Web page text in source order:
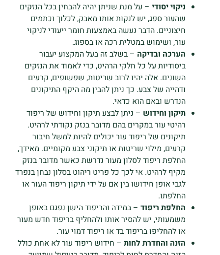
ניקוי יסודי – על מנת שניתן יהיה להבחין בכל הנזקים
שהעור ספג, יש לנקות אותו מאבק, לכלוך וכתמים
חיצוניים. הדבר נעשה באמצעות חומר ייעודי לניקוי
עור, ושימוש במטלית רכה או בספוג.
הערכה ובדיקה – בשלב זה בעל המקצוע יעבור
ביסודיות על כל חלקי הרהיט, כדי לאמוד את הנזקים
השונים. אלה יהיו לרוב שריטות, שפשופים, קרעים
ודהייה של צבע. כך ניתן להבין מה היקף התיקונים
הנדרש ובאם הוא כדאי.
תיקון וחידוש – ניתן לבצע תיקון וחידוש של ריפוד
רהיטי עור במקרים בהם מדובר בנזק נקודתי לרהיט.
תיקונים של ריפוד עור יכולים להיות למשל חיבור
קרעים, מילוי שריטות או תיקוני צבע מקומיים. מאידך,
החלפת ריפוד לסלון מעור נדרשת כאשר מדובר בנזק
מקיף לרהיט. אי לכך כל פריט ריהוט בסלון נבחן בנפרד
לגבי אופן חידושו בין אם על ידי תיקון ריפוד העור או
החלפתו.
החלפת ריפוד – במידה והריפוד הישן נפגם באופן
משמעותי, יש להסיר אותו ולהחליף בריפוד חדש מעור
או להחליפו בריפוד בד או ריפוד דמוי עור.
הזנה והחדרת לחות – חידוש ריפוד עור לא אחת כולל